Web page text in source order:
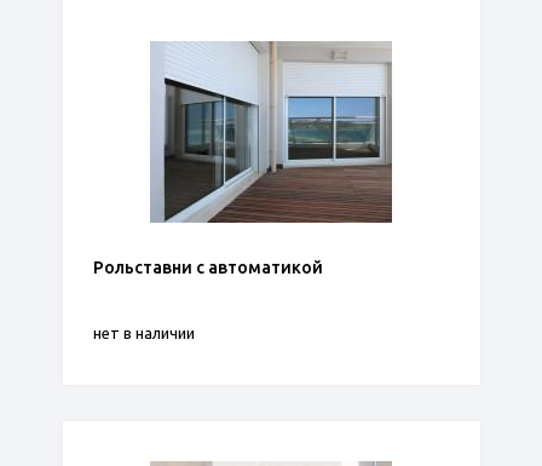
Рольставни с автоматикой
нет в наличии